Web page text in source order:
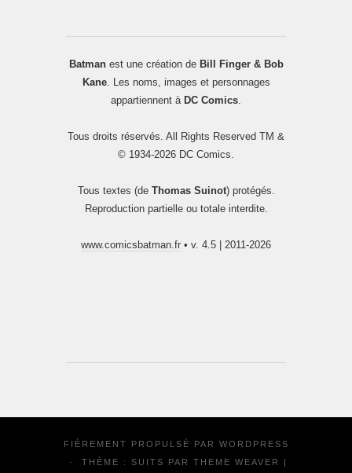
Batmanest une création de Bill Finger & Bob
Kane. Les noms, images et personnages
appartiennent à DC Comics
Tous droits réservés. All Rights Reserved TM &
© 1934-2026 DC Comics.
Tous textes (de Thomas Suinot) protégés.
Reproduction partielle ou totale interdite.
www.comicsbatman.fr • v. 4.5 | 2011-2026
FIÈREMENT PROPULSÉ PAR WORDPRESS
·
THÈME : SUITS PAR THEME WEAVER |